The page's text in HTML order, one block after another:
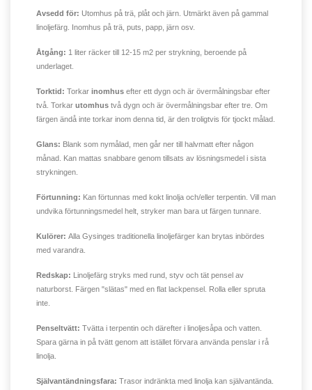
Avsedd för: Utomhus på trä, plåt och järn. Utmärkt även på gammal
linoljefärg. Inomhus på trä, puts, papp, järn osv.
Åtgång: 1 liter räcker till 12-15 m2 per strykning, beroende på
underlaget.
Torktid: Torkar inomhus efter ett dygn och är övermålningsbar efter
två. Torkar utomhus två dygn och är övermålningsbar efter tre. Om
färgen ändå inte torkar inom denna tid, är den troligtvis för tjockt målad.
Glans: Blank som nymålad, men går ner till halvmatt efter någon
månad. Kan mattas snabbare genom tillsats av lösningsmedel i sista
strykningen.
Förtunning: Kan förtunnas med kokt linolja och/eller terpentin. Vill man
undvika förtunningsmedel helt, stryker man bara ut färgen tunnare.
Kulörer: Alla Gysinges traditionella linoljefärger kan brytas inbördes
med varandra.
Redskap:
Linoljefärg stryks med rund, styv och tät pensel av
naturborst. Färgen "slätas" med en flat lackpensel. Rolla eller spruta
inte.
Penseltvätt: Tvätta i terpentin och därefter i linoljesåpa och vatten.
Spara gärna in på tvätt genom att istället förvara använda penslar i rå
linolja.
Självantändningsfara: Trasor indränkta med linolja kan självantända.